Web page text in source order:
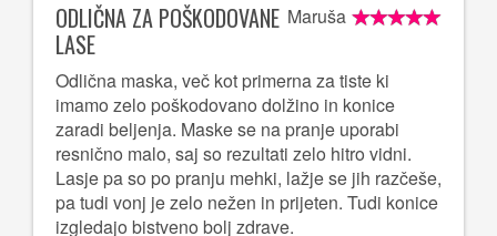
Maruša
ODLIČNA ZA POŠKODOVANE
LASE
Odlična maska, več kot primerna za tiste ki
imamo zelo poškodovano dolžino in konice
zaradi beljenja. Maske se na pranje uporabi
resnično malo, saj so rezultati zelo hitro vidni.
Lasje pa so po pranju mehki, lažje se jih razčeše,
pa tudi vonj je zelo nežen in prijeten. Tudi konice
izgledajo bistveno bolj zdrave.